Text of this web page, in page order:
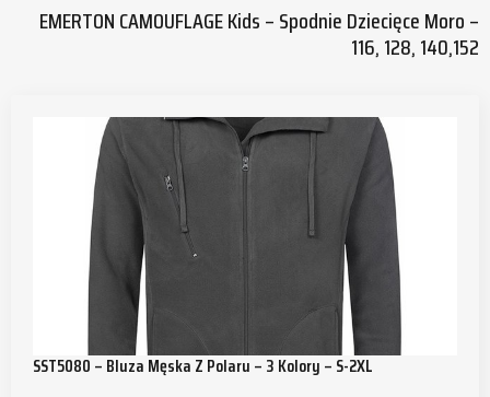
EMERTON CAMOUFLAGE Kids – Spodnie Dziecięce Moro –
116, 128, 140,152
SST5080 – Bluza Męska Z Polaru – 3 Kolory – S-2XL